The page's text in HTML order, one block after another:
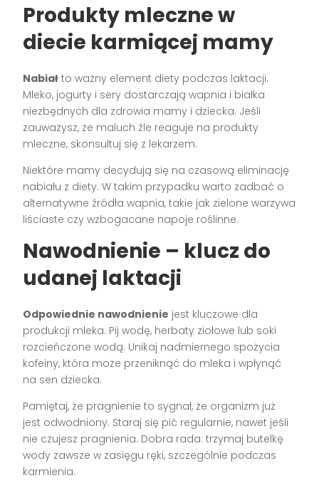
Produkty mleczne w
diecie karmiącej mamy
Nabiał to ważny element diety podczas laktacji.
Mleko, jogurty i sery dostarczają wapnia i białka
niezbędnych dla zdrowia mamy i dziecka. Jeśli
zauważysz, że maluch źle reaguje na produkty
mleczne, skonsultuj się z lekarzem.
Niektóre mamy decydują się na czasową eliminację
nabiału z diety. W takim przypadku warto zadbać o
alternatywne źródła wapnia, takie jak zielone warzywa
liściaste czy wzbogacane napoje roślinne.
Nawodnienie – klucz do
udanej laktacji
Odpowiednie nawodnienie jest kluczowe dla
produkcji mleka. Pij wodę, herbaty ziołowe lub soki
rozcieńczone wodą. Unikaj nadmiernego spożycia
kofeiny, która może przeniknąć do mleka i wpłynąć
na sen dziecka.
Pamiętaj, że pragnienie to sygnał, że organizm już
jest odwodniony. Staraj się pić regularnie, nawet jeśli
nie czujesz pragnienia. Dobra rada: trzymaj butelkę
wody zawsze w zasięgu ręki, szczególnie podczas
karmienia.